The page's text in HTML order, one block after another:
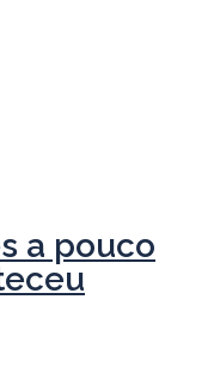
a pouco